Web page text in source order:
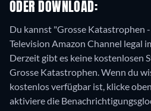
DER DOWNLOAD:
Du kannst "Grosse Katastrophen
Television Amazon Channel legal
Derzeit gibt es keine kostenlosen
Grosse Katastrophen. Wenn du
kostenlos verfügbar ist, klicke
aktiviere die